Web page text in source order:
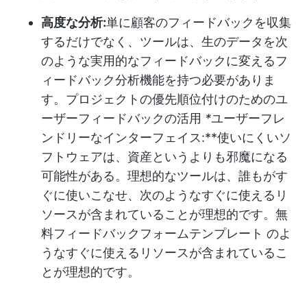
高度な分析:単に顧客のフィードバックを収集
するだけでなく、ツールは、生のデータを次
のような実用的なフィードバックに変えるフ
ィードバック分析機能を持つ必要がありま
す。 プロジェクトの優先順位付けのためのユ
ーザーフィードバックの活用 *ユーザーフレ
ンドリーなインターフェイス:**使いにくいソ
フトウェアは、資産というよりも邪魔になる
可能性がある。理想的なツールは、誰もがす
ぐに使いこなせ、次のようなすぐに使えるリ
ソースが含まれていることが理想的です。 無
料フィードバックフォームテンプレート のよ
うなすぐに使えるリソースが含まれているこ
とが理想的です。